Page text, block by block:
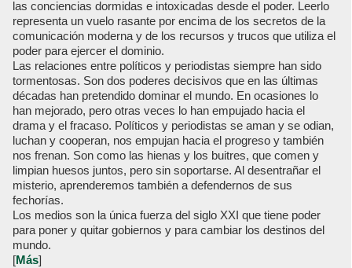
las conciencias dormidas e intoxicadas desde el poder. Leerlo
representa un vuelo rasante por encima de los secretos de la
comunicación moderna y de los recursos y trucos que utiliza el
poder para ejercer el dominio.
Las relaciones entre políticos y periodistas siempre han sido
tormentosas. Son dos poderes decisivos que en las últimas
décadas han pretendido dominar el mundo. En ocasiones lo
han mejorado, pero otras veces lo han empujado hacia el
drama y el fracaso. Políticos y periodistas se aman y se odian,
luchan y cooperan, nos empujan hacia el progreso y también
nos frenan. Son como las hienas y los buitres, que comen y
limpian huesos juntos, pero sin soportarse. Al desentrañar el
misterio, aprenderemos también a defendernos de sus
fechorías.
Los medios son la única fuerza del siglo XXI que tiene poder
para poner y quitar gobiernos y para cambiar los destinos del
mundo.
[Más]